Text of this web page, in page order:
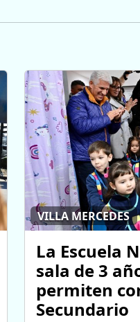
VILLA MERCEDES
La Escuela
sala de 3
permiten
Secundario